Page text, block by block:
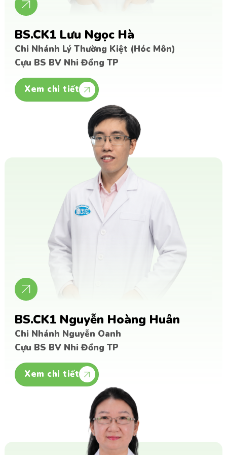
BS.CK1 Lưu Ngọc Hà
Chi Nhánh Lý Thường Kiệt (Hóc Môn)
Cựu BS BV Nhi Đồng TP
Xem chi tiết
BS.CK1 Nguyễn Hoàng Huân
Chi Nhánh Nguyễn Oanh
Cựu BS BV Nhi Đồng TP
Xem chi tiết